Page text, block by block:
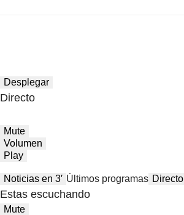
Desplegar
Directo
Mute
Volumen
Play
Noticias en 3′ Últimos programas Directo
Estas escuchando
Mute